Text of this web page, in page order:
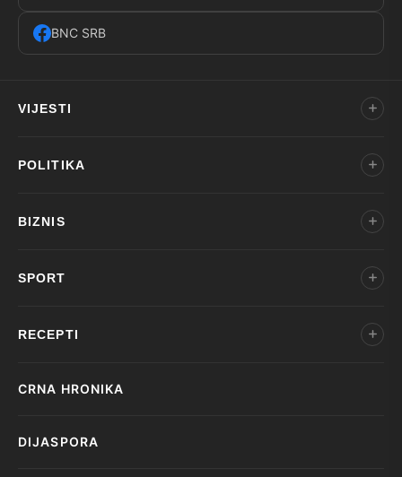
BNC SRB
VIJESTI
POLITIKA
BIZNIS
SPORT
RECEPTI
CRNA HRONIKA
DIJASPORA